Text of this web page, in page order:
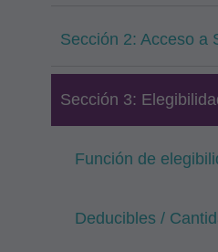
Sección 2: Acceso a
Sección 3:
Función de
Deducibles /